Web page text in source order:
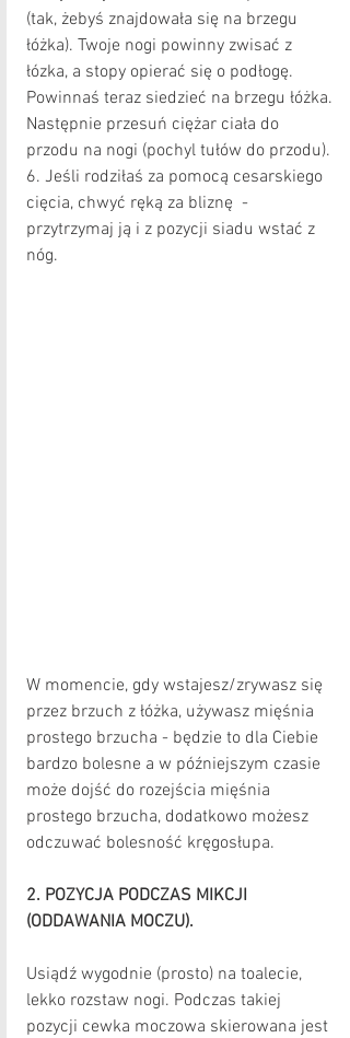
(tak, żebyś znajdowała się na brzegu
łóżka). Twoje nogi powinny zwisać z
łózka, a stopy opierać się o podłogę.
Powinnaś teraz siedzieć na brzegu łóżka.
Następnie przesuń ciężar ciała do
przodu na nogi (pochyl tułów do przodu).
6. Jeśli rodziłaś za pomocą cesarskiego
cięcia, chwyć ręką za bliznę  -
przytrzymaj ją i z pozycji siadu wstać z
nóg.
W momencie, gdy wstajesz/zrywasz się
przez brzuch z łóżka, używasz mięśnia
prostego brzucha - będzie to dla Ciebie
bardzo bolesne a w późniejszym czasie
może dojść do rozejścia mięśnia
prostego brzucha, dodatkowo możesz
odczuwać bolesność kręgosłupa.
2. POZYCJA PODCZAS MIKCJI
(ODDAWANIA MOCZU).
Usiądź wygodnie (prosto) na toalecie,
lekko rozstaw nogi. Podczas takiej
pozycji cewka moczowa skierowana jest